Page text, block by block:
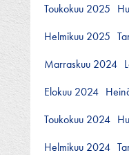
Toukokuu 2025
Helmikuu 2025
Marraskuu 2024
Elokuu 2024
Toukokuu 2024
Helmikuu 2024